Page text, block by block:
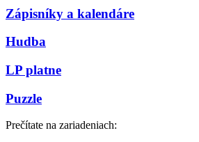
Zápisníky a kalendáre
Hudba
LP platne
Puzzle
Prečítate na zariadeniach: